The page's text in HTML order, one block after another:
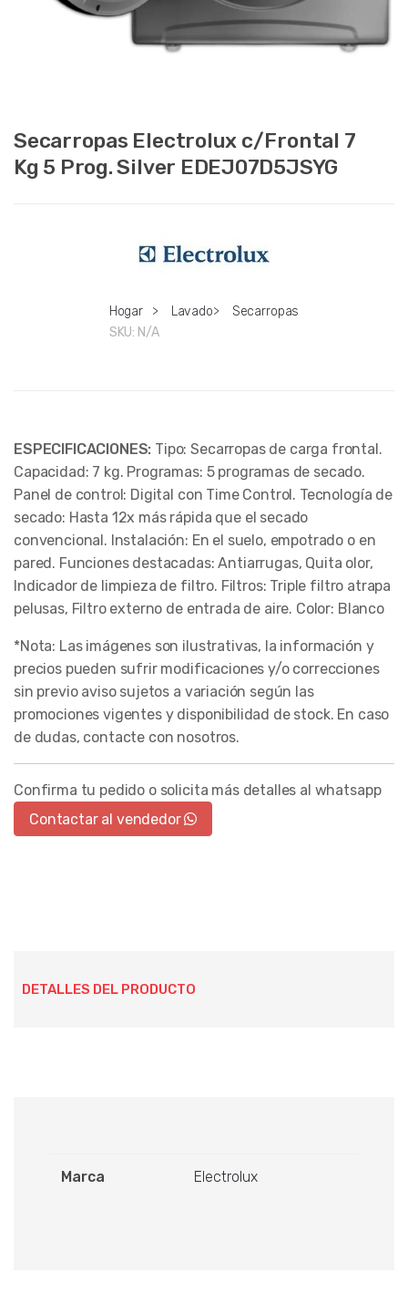
Secarropas Electrolux c/Frontal 7
Kg 5 Prog. Silver EDEJ07D5JSYG
Hogar > Lavado>
Secarropas
SKU: N/A
ESPECIFICACIONES: Tipo: Secarropas de carga frontal.
Capacidad: 7 kg. Programas: 5 programas de secado.
Panel de control: Digital con Time Control. Tecnología de
secado: Hasta 12x más rápida que el secado
convencional. Instalación: En el suelo, empotrado o en
pared. Funciones destacadas: Antiarrugas, Quita olor,
Indicador de limpieza de filtro. Filtros: Triple filtro atrapa
pelusas, Filtro externo de entrada de aire. Color: Blanco
*Nota: Las imágenes son ilustrativas, la información y
precios pueden sufrir modificaciones y/o correcciones
sin previo aviso sujetos a variación según las
promociones vigentes y disponibilidad de stock. En caso
de dudas, contacte con nosotros.
Confirma tu pedido o solicita más detalles al whatsapp
Contactar al vendedor
DETALLES DEL PRODUCTO
Marca Electrolux